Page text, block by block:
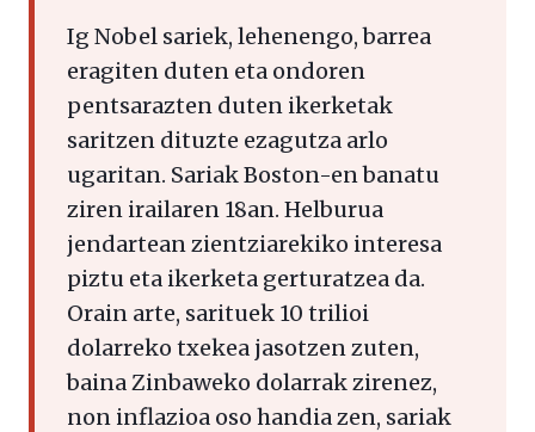
Ig Nobel sariek, lehenengo, barrea
eragiten duten eta ondoren
pentsarazten duten ikerketak
saritzen dituzte ezagutza arlo
ugaritan. Sariak Boston-en banatu
ziren irailaren 18an. Helburua
jendartean zientziarekiko interesa
piztu eta ikerketa gerturatzea da.
Orain arte, sarituek 10 trilioi
dolarreko txekea jasotzen zuten,
baina Zinbaweko dolarrak zirenez,
non inflazioa oso handia zen, sariak